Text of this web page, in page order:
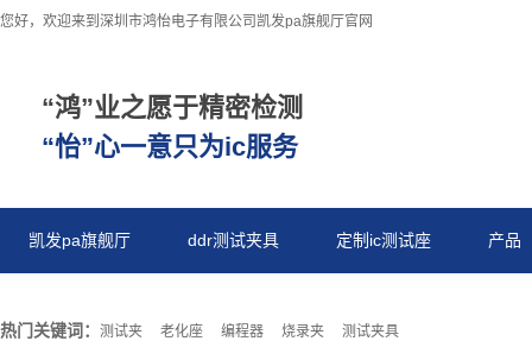
您好，欢迎来到深圳市鸿怡电子有限公司凯发pa旗舰厅官网
“鸿”业之愿于精密检测
“怡”心一意只为ic服务
凯发pa旗舰厅 ddr测试夹具 定制ic测试座 产品
热门关键词： 测试夹 老化座 编程器 烧录夹 测试夹具